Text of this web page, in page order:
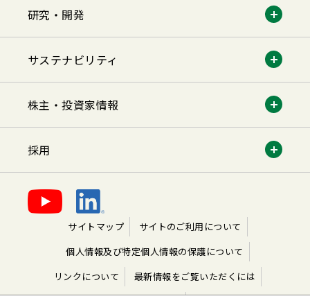
研究・開発
サステナビリティ
株主・投資家情報
採用
サイトマップ
サイトのご利用について
個人情報及び特定個人情報の保護について
リンクについて
最新情報をご覧いただくには